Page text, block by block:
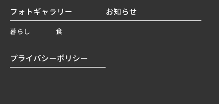
フォトギャラリー
暮らし 食
お知らせ
プライバシーポリシー